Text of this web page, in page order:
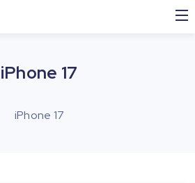
iPhone 17
iPhone 17